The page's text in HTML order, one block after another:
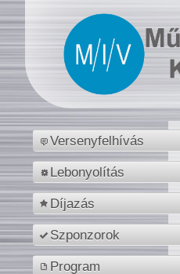
Versenyfelhívás
Lebonyolítás
Díjazás
Szponzorok
Program